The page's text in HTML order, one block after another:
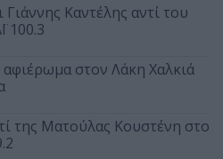
Καντέλης αντί του
100.3
στον Λάκη Χαλκιά
της Ματούλας Κουστένη στο